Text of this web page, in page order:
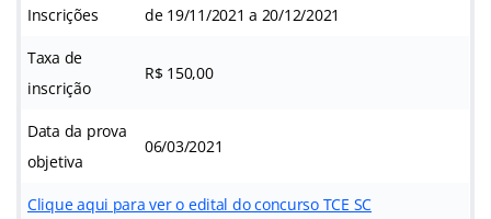
Inscrições de 19/11/2021 a 20/12/2021
Taxa de
inscrição
R$ 150,00
Data da prova
objetiva
06/03/2021
Clique aqui para ver o edital do concurso TCE SC